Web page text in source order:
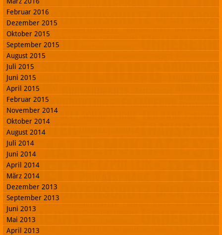
Februar 2016
Dezember 2015
Oktober 2015
September 2015
August 2015
Juli 2015
Juni 2015
April 2015
Februar 2015
November 2014
Oktober 2014
August 2014
Juli 2014
Juni 2014
April 2014
März 2014
Dezember 2013
September 2013
Juni 2013
Mai 2013
April 2013